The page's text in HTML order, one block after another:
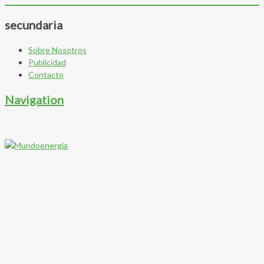
secundaria
Sobre Nosotros
Publicidad
Contacto
Navigation